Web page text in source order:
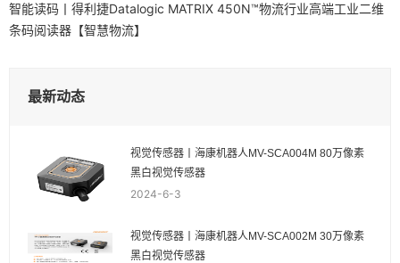
智能读码丨得利捷Datalogic MATRIX 450N™物流行业高端工业二维
条码阅读器【智慧物流】
最新动态
视觉传感器丨海康机器人MV-SCA004M 80万像素
黑白视觉传感器
2024-6-3
视觉传感器丨海康机器人MV-SCA002M 30万像素
黑白视觉传感器